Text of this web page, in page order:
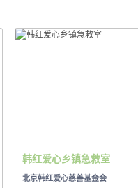
韩红爱心乡镇急救室
北京韩红爱心慈善基金会